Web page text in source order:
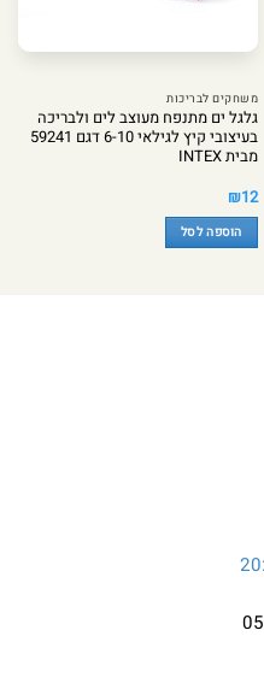
משחקים לבריכות
גלגל ים מתנפח מעוצב לים ולבריכה
בעיצובי קיץ לגילאי 6-10 דגם 59241
מבית INTEX
₪12
הוספה לסל